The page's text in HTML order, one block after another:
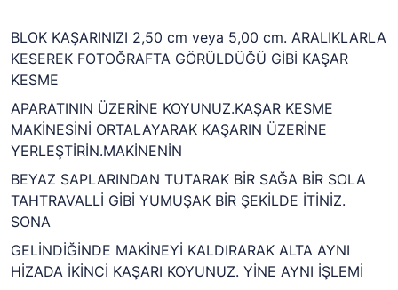
BLOK KAŞARINIZI 2,50 cm veya 5,00 cm. ARALIKLARLA
KESEREK FOTOĞRAFTA GÖRÜLDÜĞÜ GİBİ KAŞAR
KESME
APARATININ ÜZERİNE KOYUNUZ.KAŞAR KESME
MAKİNESİNİ ORTALAYARAK KAŞARIN ÜZERİNE
YERLEŞTİRİN.MAKİNENİN
BEYAZ SAPLARINDAN TUTARAK BİR SAĞA BİR SOLA
TAHTRAVALLİ GİBİ YUMUŞAK BİR ŞEKİLDE İTİNİZ.
SONA
GELİNDİĞİNDE MAKİNEYİ KALDIRARAK ALTA AYNI
HİZADA İKİNCİ KAŞARI KOYUNUZ. YİNE AYNI İŞLEMİ